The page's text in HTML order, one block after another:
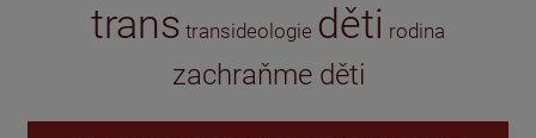
trans transideologie děti rodina
zachraňme děti